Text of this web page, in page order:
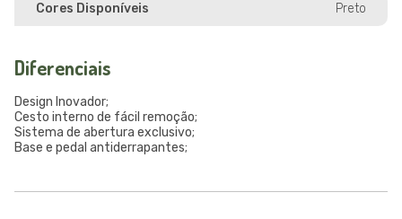
Cores Disponíveis Preto
Diferenciais
Design Inovador;
Cesto interno de fácil remoção;
Sistema de abertura exclusivo;
Base e pedal antiderrapantes;